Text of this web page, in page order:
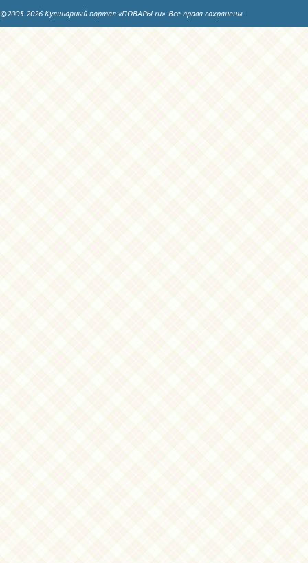
©2003-2026 Кулинарный портал «ПОВАРЫ.ru». Все права сохранены.